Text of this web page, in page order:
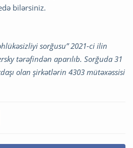
bilərsiniz.
sorğusu” 2021-ci ilin
tərəfindən aparılıb. Sorğuda 31
olan şirkətlərin 4303 mütəxəssisi